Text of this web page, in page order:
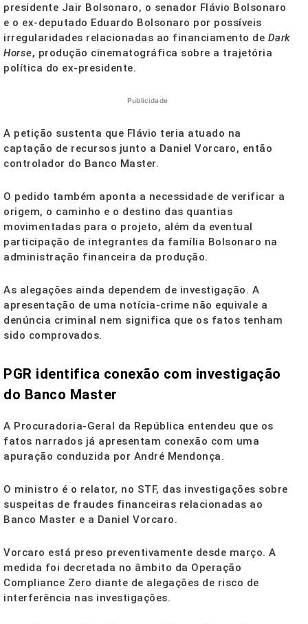
presidente Jair Bolsonaro, o senador Flávio Bolsonaro
e o ex-deputado Eduardo Bolsonaro por possíveis
irregularidades relacionadas ao financiamento de Dark
Horse, produção cinematográfica sobre a trajetória
política do ex-presidente.
Publicidade
A petição sustenta que Flávio teria atuado na
captação de recursos junto a Daniel Vorcaro, então
controlador do Banco Master.
O pedido também aponta a necessidade de verificar a
origem, o caminho e o destino das quantias
movimentadas para o projeto, além da eventual
participação de integrantes da família Bolsonaro na
administração financeira da produção.
As alegações ainda dependem de investigação. A
apresentação de uma notícia-crime não equivale a
denúncia criminal nem significa que os fatos tenham
sido comprovados.
PGR identifica conexão com investigação
do Banco Master
A Procuradoria-Geral da República entendeu que os
fatos narrados já apresentam conexão com uma
apuração conduzida por André Mendonça.
O ministro é o relator, no STF, das investigações sobre
suspeitas de fraudes financeiras relacionadas ao
Banco Master e a Daniel Vorcaro.
Vorcaro está preso preventivamente desde março. A
medida foi decretada no âmbito da Operação
Compliance Zero diante de alegações de risco de
interferência nas investigações.